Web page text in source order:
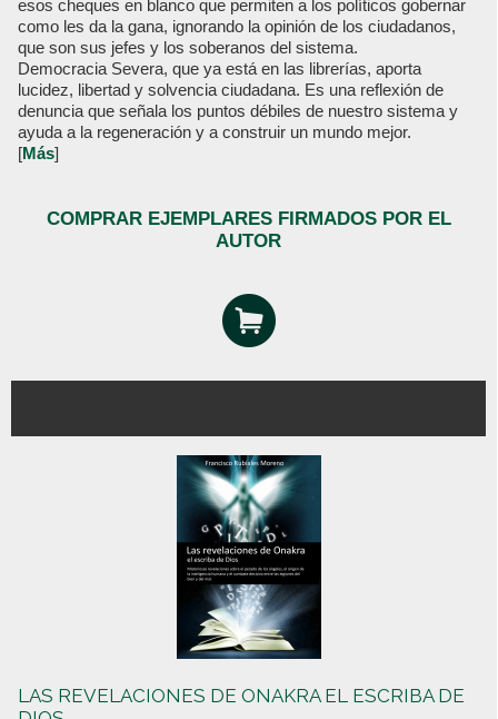
esos cheques en blanco que permiten a los políticos gobernar
como les da la gana, ignorando la opinión de los ciudadanos,
que son sus jefes y los soberanos del sistema.
Democracia Severa, que ya está en las librerías, aporta
lucidez, libertad y solvencia ciudadana. Es una reflexión de
denuncia que señala los puntos débiles de nuestro sistema y
ayuda a la regeneración y a construir un mundo mejor.
[Más]
COMPRAR EJEMPLARES FIRMADOS POR EL
AUTOR
LAS REVELACIONES DE ONAKRA EL ESCRIBA DE